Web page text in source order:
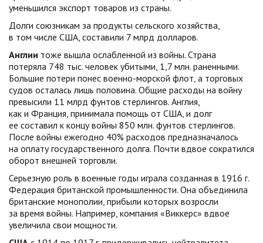
уменьшился экспорт товаров из страны.
Долги союзникам за продукты сельского хозяйства,
в том числе США, составили 7 млрд долларов.
Англии тоже вышла ослабленной из войны. Страна
потеряла 748 тыс. человек убитыми, 1,7 млн. раненными.
Большие потери понес военно-морской флот, а торговых
судов осталась лишь половина. Общие расходы на войну
превысили 11 млрд фунтов стерлингов. Англия,
как и Франция, принимала помощь от США, и долг
ее составил к концу войны 850 млн. фунтов стерлингов.
После войны ежегодно 40% расходов предназначалось
на оплату государственного долга. Почти вдвое сократился
оборот внешней торговли.
Серьезную роль в военные годы играла созданная в 1916 г.
Федерация британской промышленности. Она объединила
британские монополии, прибыли которых возросли
за время войны. Например, компания «Виккерс» вдвое
увеличила свои мощности.